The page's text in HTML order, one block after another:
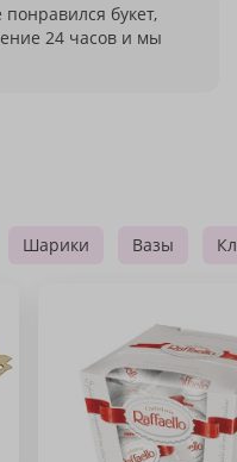
букет,
24 часов и мы
Шарики Вазы